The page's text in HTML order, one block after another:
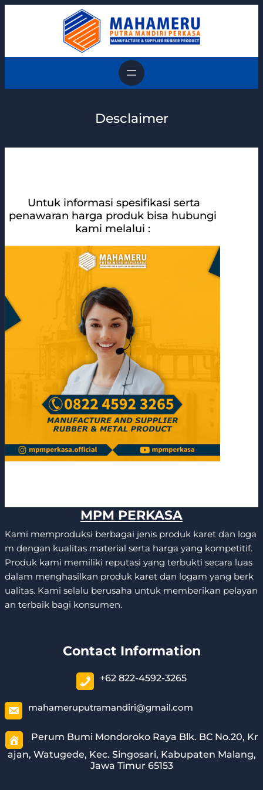
Desclaimer
Untuk informasi spesifikasi serta
penawaran harga produk bisa hubungi
kami melalui :
MPM PERKASA
Kami memproduksi berbagai jenis produk karet dan loga
m dengan kualitas material serta harga yang kompetitif.
Produk kami memiliki reputasi yang terbukti secara luas
dalam menghasilkan produk karet dan logam yang berk
ualitas. Kami selalu berusaha untuk memberikan pelayan
an terbaik bagi konsumen.
Contact Information
+62 822-4592-3265
mahameruputramandiri@gmail.com
Perum Bumi Mondoroko Raya Blk. BC No.20, Kr
ajan, Watugede, Kec. Singosari, Kabupaten Malang,
Jawa Timur 65153